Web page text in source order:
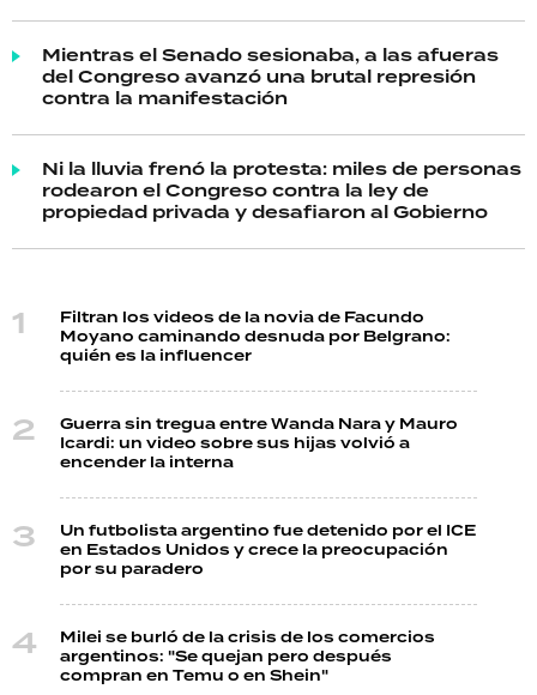
Mientras el Senado sesionaba, a las afueras
del Congreso avanzó una brutal represión
contra la manifestación
Ni la lluvia frenó la protesta: miles de personas
rodearon el Congreso contra la ley de
propiedad privada y desafiaron al Gobierno
Filtran los videos de la novia de Facundo
Moyano caminando desnuda por Belgrano:
quién es la influencer
Guerra sin tregua entre Wanda Nara y Mauro
Icardi: un video sobre sus hijas volvió a
encender la interna
Un futbolista argentino fue detenido por el ICE
en Estados Unidos y crece la preocupación
por su paradero
Milei se burló de la crisis de los comercios
argentinos: "Se quejan pero después
compran en Temu o en Shein"